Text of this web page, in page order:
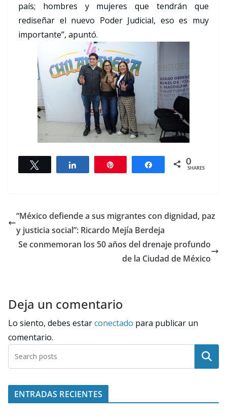
país; hombres y mujeres que tendrán que
rediseñar el nuevo Poder Judicial, eso es muy
importante”, apuntó.
Share 0
SHARES
“México defiende a sus migrantes con dignidad, paz
y justicia social”: Ricardo Mejía Berdeja
Se conmemoran los 50 años del drenaje profundo
de la Ciudad de México
Deja un comentario
Lo siento, debes estarconectado para publicar un
comentario.
Buscar
ENTRADAS RECIENTES